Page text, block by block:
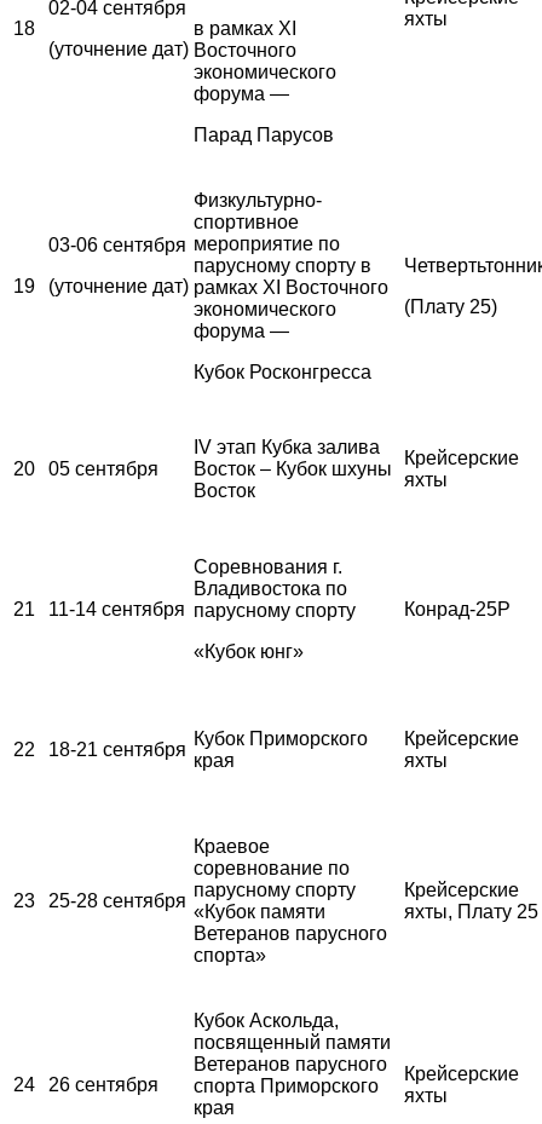
18
02-04 сентября
(уточнение дат)
в рамках XI
Восточного
экономического
форума —
Парад Парусов
яхты
19
03-06 сентября
(уточнение дат)
Физкультурно-
спортивное
мероприятие по
парусному спорту в
рамках XI Восточного
экономического
форума —
Кубок Росконгресса
(Плату 25)
20 05 сентября
IV этап Кубка залива
Восток – Кубок шхуны
Восток
Крейсерские
яхты
21 11-14 сентября
Соревнования г.
Владивостока по
парусному спорту
«Кубок юнг»
Конрад-25Р
22 18-21 сентября
Кубок Приморского
края
Крейсерские
яхты
23 25-28 сентября
Краевое
соревнование по
парусному спорту
«Кубок памяти
Ветеранов парусного
спорта»
Крейсерские
яхты, Плату 25
24 26 сентября
Кубок Аскольда,
посвященный памяти
Ветеранов парусного
спорта Приморского
края
Крейсерские
яхты